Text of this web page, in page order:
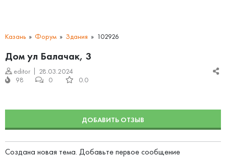
Казань Форум Здания 102926
Дом ул Балачак, 3
editor
28.03.2024
98
0 0.0
ДОБАВИТЬ ОТЗЫВ
Создана новая тема. Добавьте первое сообщение